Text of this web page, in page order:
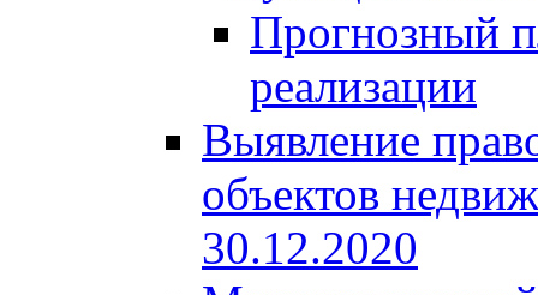
Прогнозный
реализации
Выявление
объектов
30.12.2020